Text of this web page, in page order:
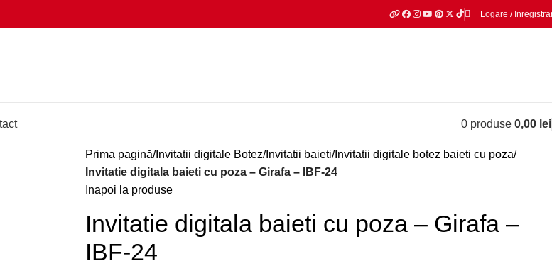
Logare /
0 produse 0,00 lei
Prima pagină Invitatii digitale Botez Invitatii baieti Invitatii digitale botez baieti cu poza
Invitatie digitala baieti cu poza – Girafa – IBF-24
Inapoi la produse
Invitatie digitala baieti cu poza – Girafa –
IBF-24